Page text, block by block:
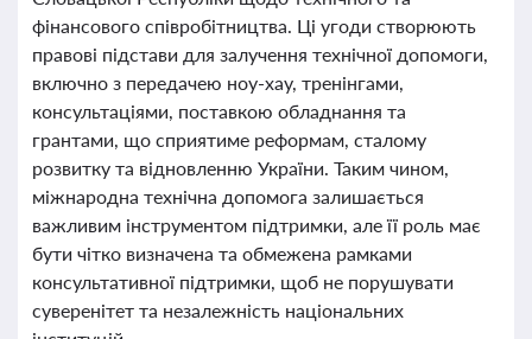
фінансового співробітництва. Ці угоди створюють
правові підстави для залучення технічної допомоги,
включно з передачею ноу-хау, тренінгами,
консультаціями, поставкою обладнання та
грантами, що сприятиме реформам, сталому
розвитку та відновленню України. Таким чином,
міжнародна технічна допомога залишається
важливим інструментом підтримки, але її роль має
бути чітко визначена та обмежена рамками
консультативної підтримки, щоб не порушувати
суверенітет та незалежність національних